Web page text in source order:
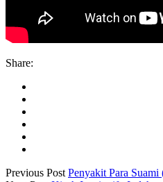
Share:
Previous Post Penyakit Para Suami